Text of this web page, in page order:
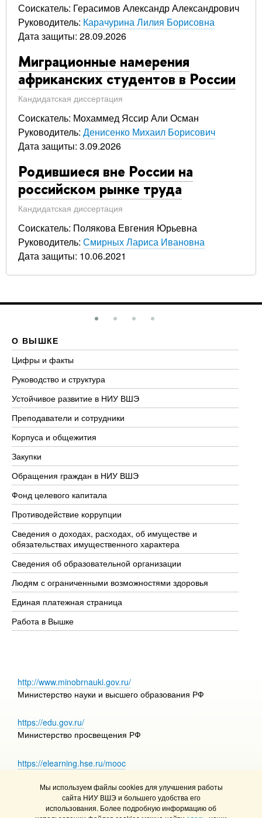
Мы используем файлы cookies для улучшения работы
сайта НИУ ВШЭ и большего удобства его
использования. Более подробную информацию об
Соискатель: Герасимов Александр Александрович
Руководитель: Карачурина Лилия Борисовна
Дата защиты: 28.09.2026
Миграционные намерения
африканских студентов в России
Кандидатская диссертация
Соискатель: Мохаммед Яссир Али Осман
Руководитель: Денисенко Михаил Борисович
Дата защиты: 3.09.2026
Родившиеся вне России на
российском рынке труда
Кандидатская диссертация
Соискатель: Полякова Евгения Юрьевна
Руководитель: Смирных Лариса Ивановна
Дата защиты: 10.06.2021
О ВЫШКЕ
Цифры и факты
Руководство и структура
Устойчивое развитие в НИУ ВШЭ
Преподаватели и сотрудники
Корпуса и общежития
Закупки
Обращения граждан в НИУ ВШЭ
Фонд целевого капитала
Противодействие коррупции
Сведения о доходах, расходах, об имуществе и
обязательствах имущественного характера
Сведения об образовательной организации
Людям с ограниченными возможностями здоровья
Единая платежная страница
Работа в Вышке
http://www.minobrnauki.gov.ru/
Министерство науки и высшего образования РФ
https://edu.gov.ru/
Министерство просвещения РФ
https://elearning.hse.ru/mooc